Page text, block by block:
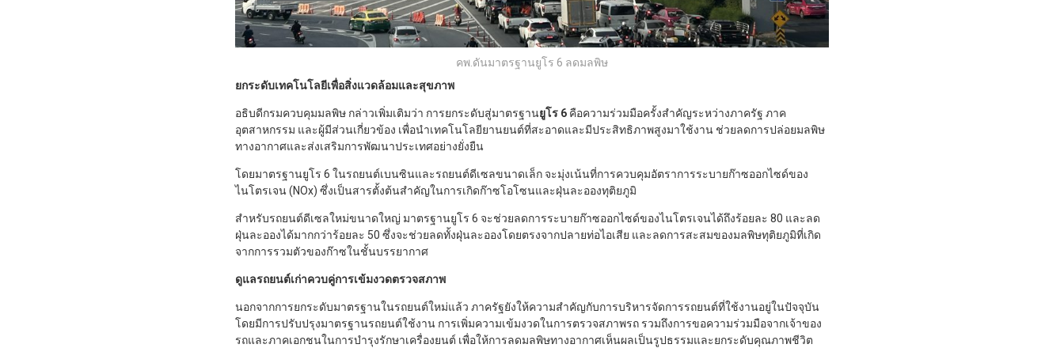
คพ.ดันมาตรฐานยูโร 6 ลดมลพิษ
ยกระดับเทคโนโลยีเพื่อสิ่งแวดล้อมและสุขภาพ
อธิบดีกรมควบคุมมลพิษ กล่าวเพิ่มเติมว่า การยกระดับสู่มาตรฐานยูโร 6 คือความร่วมมือครั้งสำคัญระหว่างภาครัฐ ภาค
อุตสาหกรรม และผู้มีส่วนเกี่ยวข้อง เพื่อนำเทคโนโลยียานยนต์ที่สะอาดและมีประสิทธิภาพสูงมาใช้งาน ช่วยลดการปล่อยมลพิษ
ทางอากาศและส่งเสริมการพัฒนาประเทศอย่างยั่งยืน
โดยมาตรฐานยูโร 6 ในรถยนต์เบนซินและรถยนต์ดีเซลขนาดเล็ก จะมุ่งเน้นที่การควบคุมอัตราการระบายก๊าซออกไซด์ของ
ไนโตรเจน (NOx) ซึ่งเป็นสารตั้งต้นสำคัญในการเกิดก๊าซโอโซนและฝุ่นละอองทุติยภูมิ
สำหรับรถยนต์ดีเซลใหม่ขนาดใหญ่ มาตรฐานยูโร 6 จะช่วยลดการระบายก๊าซออกไซด์ของไนโตรเจนได้ถึงร้อยละ 80 และลด
ฝุ่นละอองได้มากกว่าร้อยละ 50 ซึ่งจะช่วยลดทั้งฝุ่นละอองโดยตรงจากปลายท่อไอเสีย และลดการสะสมของมลพิษทุติยภูมิที่เกิด
จากการรวมตัวของก๊าซในชั้นบรรยากาศ
ดูแลรถยนต์เก่าควบคู่การเข้มงวดตรวจสภาพ
นอกจากการยกระดับมาตรฐานในรถยนต์ใหม่แล้ว ภาครัฐยังให้ความสำคัญกับการบริหารจัดการรถยนต์ที่ใช้งานอยู่ในปัจจุบัน
โดยมีการปรับปรุงมาตรฐานรถยนต์ใช้งาน การเพิ่มความเข้มงวดในการตรวจสภาพรถ รวมถึงการขอความร่วมมือจากเจ้าของ
รถและภาคเอกชนในการบำรุงรักษาเครื่องยนต์ เพื่อให้การลดมลพิษทางอากาศเห็นผลเป็นรูปธรรมและยกระดับคุณภาพชีวิต